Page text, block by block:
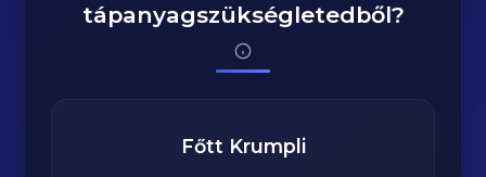
tápanyagszükségletedből?
Főtt Krumpli